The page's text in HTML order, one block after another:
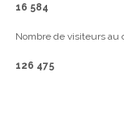
16 584
Nombre de visiteurs au
126 475